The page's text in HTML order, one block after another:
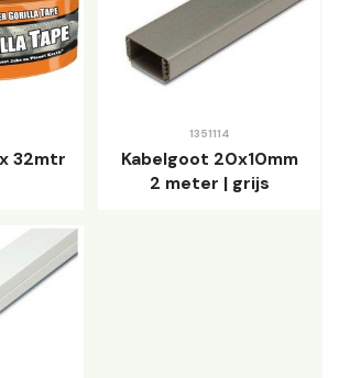
32mtr
1351114
Kabelgoot 20x10mm
2 meter | grijs